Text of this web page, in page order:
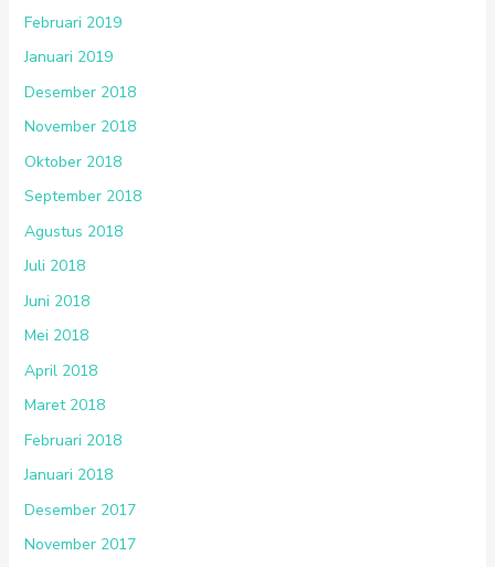
Februari 2019
Januari 2019
Desember 2018
November 2018
Oktober 2018
September 2018
Agustus 2018
Juli 2018
Juni 2018
Mei 2018
April 2018
Maret 2018
Februari 2018
Januari 2018
Desember 2017
November 2017